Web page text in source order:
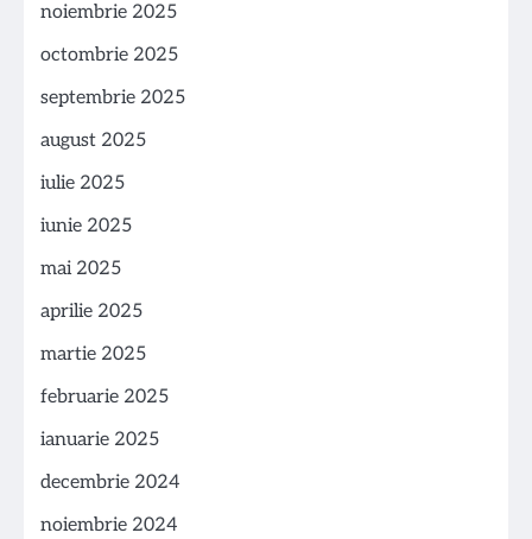
noiembrie 2025
octombrie 2025
septembrie 2025
august 2025
iulie 2025
iunie 2025
mai 2025
aprilie 2025
martie 2025
februarie 2025
ianuarie 2025
decembrie 2024
noiembrie 2024